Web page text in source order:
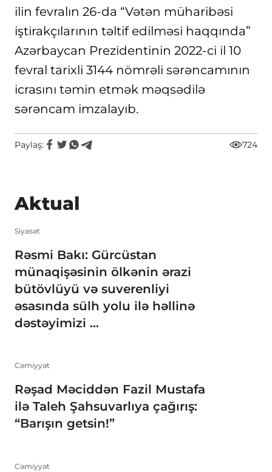
ilin fevralın 26-da “Vətən müharibəsi
iştirakçılarının təltif edilməsi haqqında”
Azərbaycan Prezidentinin 2022-ci il 10
fevral tarixli 3144 nömrəli sərəncamının
icrasını təmin etmək məqsədilə
sərəncam imzalayıb.
Paylaş: 724
Aktual
Siyasət
Rəsmi Bakı: Gürcüstan
münaqişəsinin ölkənin ərazi
bütövlüyü və suverenliyi
əsasında sülh yolu ilə həllinə
dəstəyimizi ...
Cəmiyyət
Rəşad Məciddən Fazil Mustafa
ilə Taleh Şahsuvarlıya çağırış:
“Barışın getsin!”
Cəmiyyət